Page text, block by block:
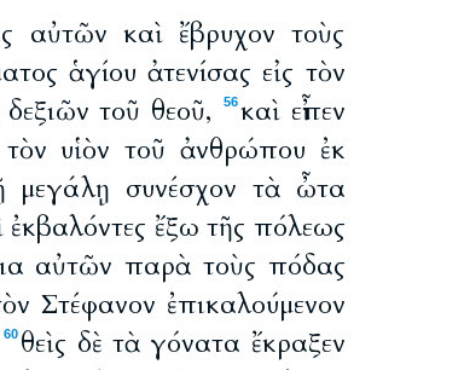
αὐτῶν καὶ ἔβρυχον τοὺς
ἁγίου ἀτενίσας εἰς τὸν
τοῦ θεοῦ,
56καὶ εἶπεν
υἱὸν τοῦ ἀνθρώπου ἐκ
μεγάλῃ συνέσχον τὰ ὦτα
ἐκβαλόντες ἔξω τῆς πόλεως
αὐτῶν παρὰ τοὺς πόδας
Στέφανον ἐπικαλούμενον
60 θεὶς δὲ τὰ γόνατα ἔκραξεν